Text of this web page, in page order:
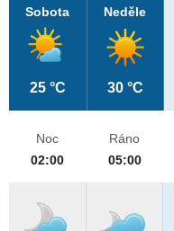
Sobota
25 °C
Neděle
30 °C
Noc
02:00
Ráno
05:00